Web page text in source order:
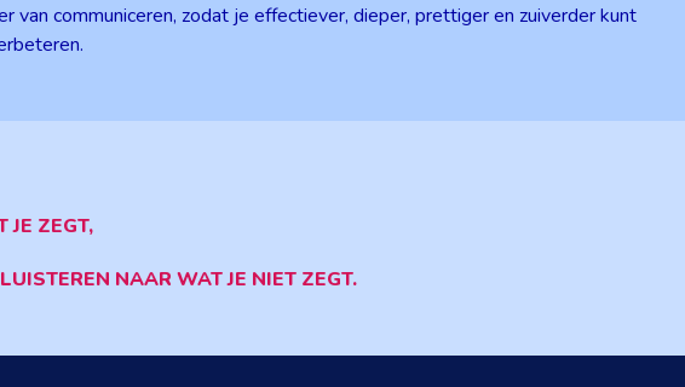
van communiceren, zodat je effectiever, dieper, prettiger en zuiverder kunt
JE ZEGT,
NAAR WAT JE NIET ZEGT.